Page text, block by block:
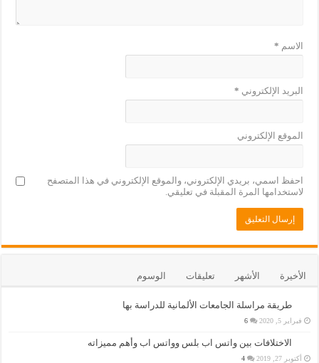
الاسم *
البريد الإلكتروني *
الموقع الإلكتروني
احفظ اسمي، بريدي الإلكتروني، والموقع الإلكتروني في هذا المتصفح
لاستخدامها المرة المقبلة في تعليقي.
الأخيرة الأشهر تعليقات الوسوم
طريقة مراسلة الجامعات الألمانية للدراسة بها
فبراير 5, 2020 6
الاختلافات بين واتس اب بلس وواتس اب وأهم مميزاته
أكتوبر 27, 2019 4